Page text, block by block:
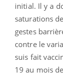
initial. Il y a
saturations
gestes
contre le
suis fait
19 au mois